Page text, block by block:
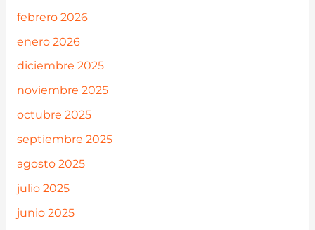
febrero 2026
enero 2026
diciembre 2025
noviembre 2025
octubre 2025
septiembre 2025
agosto 2025
julio 2025
junio 2025